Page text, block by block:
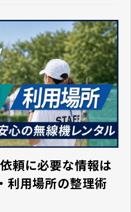
頼に必要な情報は
利用場所の整理術